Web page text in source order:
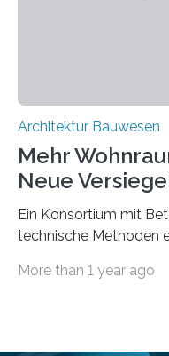
Architektur Bauwesen
Mehr
Neue
Ein Konsortium mit
technische Methoden
Holzkonstruktionen
More than 1 year ago